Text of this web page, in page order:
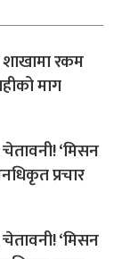
शाखामा रकम
माग
‘मिसन
प्रचार
‘मिसन